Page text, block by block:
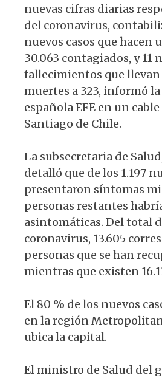
nuevas cifras diarias
del coronavirus,
nuevos casos que hacen
30.063 contagiados, y 11
fallecimientos que llevan
muertes a 323, informó
española EFE en un
Santiago de Chile.
La subsecretaria de
detalló que de los 1.197
presentaron síntomas
personas restantes
asintomáticas. Del total
coronavirus, 13.605
personas que se han
mientras que existen
El 80 % de los nuevos
en la región
ubica la capital.
El ministro de Salud del